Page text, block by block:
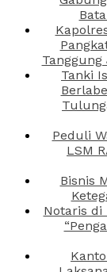
Tanki
Peduli
LSM
Bisnis
Notaris di